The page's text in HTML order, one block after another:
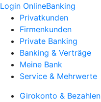
Login OnlineBanking
Privatkunden
Firmenkunden
Private Banking
Banking & Verträge
Meine Bank
Service & Mehrwerte
Girokonto & Bezahlen